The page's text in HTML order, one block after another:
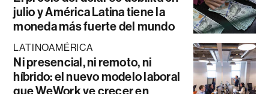
julio y América Latina tiene la
moneda más fuerte del mundo
LATINOAMÉRICA
Ni presencial, ni remoto, ni
híbrido: el nuevo modelo laboral
que WeWork ve crecer en